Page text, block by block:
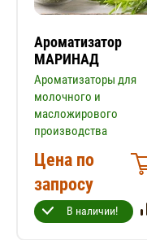
Ароматизатор
МАРИНАД
Ароматизаторы для
молочного и
масложирового
производства
Цена по
запросу
В наличии!